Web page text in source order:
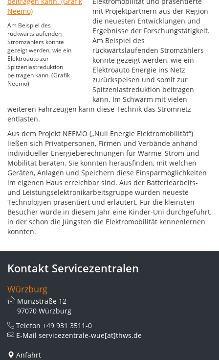
Am Beispiel des
rückwärtslaufenden
Stromzählers konnte
gezeigt werden, wie ein
Elektroauto zur
Spitzenlastreduktion
beitragen kann. (Grafik
Neemo)
mit Projektpartnern aus der Region
die neuesten Entwicklungen und
Ergebnisse der Forschungstätigkeit.
Am Beispiel des
rückwärtslaufenden Stromzählers
konnte gezeigt werden, wie ein
Elektroauto Energie ins Netz
zurückspeisen und somit zur
Spitzenlastreduktion beitragen
kann. Im Schwarm mit vielen
weiteren Fahrzeugen kann diese Technik das Stromnetz
entlasten.
Aus dem Projekt NEEMO („Null Energie Elektromobilität“)
ließen sich Privatpersonen, Firmen und Verbände anhand
individueller Energieberechnungen für Wärme, Strom und
Mobilität beraten. Sie konnten herausfinden, mit welchen
Geräten, Anlagen und Speichern diese Einsparmöglichkeiten
im eigenen Haus erreichbar sind. Aus der Batteriearbeits-
und Leistungselektronikarbeitsgruppe wurden neueste
Technologien präsentiert und erläutert. Für die kleinsten
Besucher wurde in diesem Jahr eine Kinder-Uni durchgeführt,
in der schon die Jüngsten die Elektromobilität kennenlernen
konnten.
Kontakt Servicezentralen
Würzburg
Münzstraße 12
97070 Würzburg
Telefon +49 931 3511-0
E-Mail servicezentrale-wue[at]thws.de
Anfahrt